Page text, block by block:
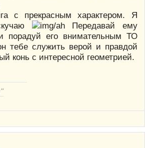
с прекрасным характером. Я
Передавай ему
порадуй его внимательным ТО
тебе служить верой и правдой
конь с интересной геометрией.